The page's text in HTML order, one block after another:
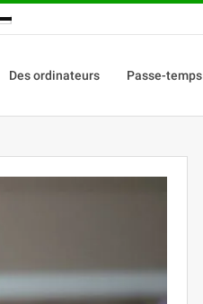
Des ordinateurs Passe-temps